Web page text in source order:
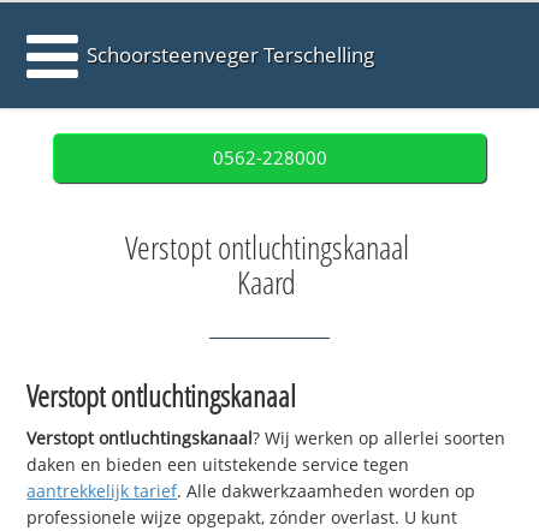
Schoorsteenveger Terschelling
0562-228000
Verstopt ontluchtingskanaal
Kaard
Verstopt ontluchtingskanaal
Verstopt ontluchtingskanaal? Wij werken op allerlei soorten
daken en bieden een uitstekende service tegen
aantrekkelijk tarief. Alle dakwerkzaamheden worden op
professionele wijze opgepakt, zónder overlast. U kunt